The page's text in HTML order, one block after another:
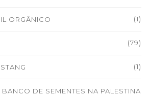
ORGÂNICO (1)
(79)
(1)
DE SEMENTES NA PALESTINA